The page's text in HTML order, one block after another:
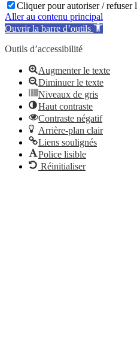
Cliquer pour autoriser / refuser
Aller au contenu principal
Ouvrir la barre d’outils
Outils d’accessibilité
Augmenter le texte
Diminuer le texte
Niveaux de gris
Haut contraste
Contraste négatif
Arrière-plan clair
Liens soulignés
Police lisible
Réinitialiser